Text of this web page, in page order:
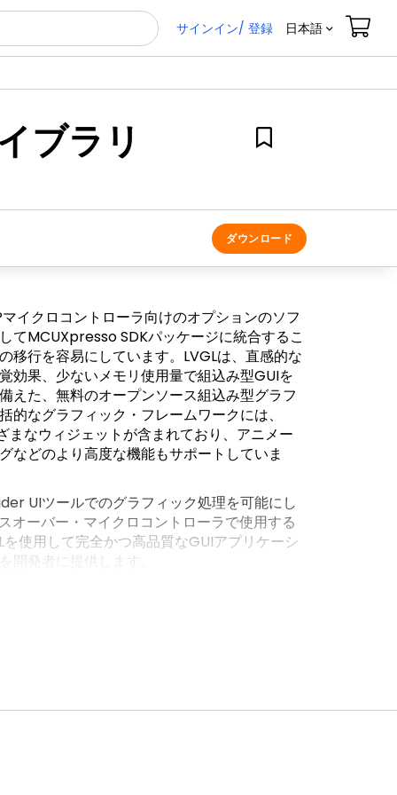
サインイン/ 登録 日本語
ブラリ
ダウンロード
イクロコントローラ向けのオプションのソフ
てMCUXpresso SDKパッケージに統合するこ
移行を容易にしています。LVGLは、直感的な
効果、少ないメモリ使用量で組込み型GUIを
えた、無料のオープンソース組込み型グラフ
的なグラフィック・フレームワークには、
まなウィジェットが含まれており、アニメー
などのより高度な機能もサポートしていま
UIツールでのグラフィック処理を可能にし
オーバー・マイクロコントローラで使用する
使用して完全かつ高品質なGUIアプリケーシ
開発者に提供します。